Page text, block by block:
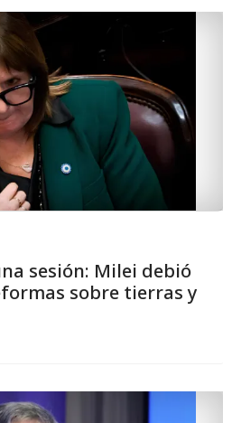
sesión: Milei debió
sobre tierras y